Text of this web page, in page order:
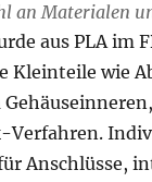
an Materialen
aus PLA im
Kleinteile wie
Verfahren.
Anschlüsse,